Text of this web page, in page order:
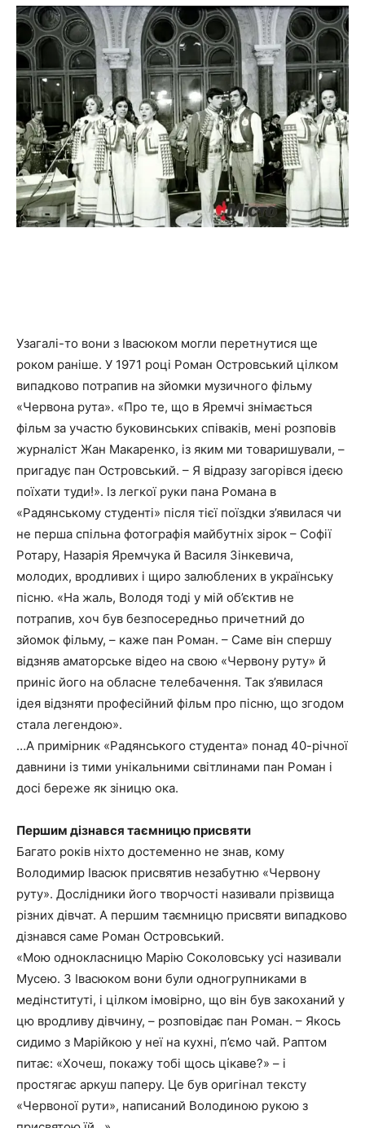
Узагалі-то вони з Івасюком могли перетнутися ще
роком раніше. У 1971 році Роман Островський цілком
випадково потрапив на зйомки музичного фільму
«Червона рута». «Про те, що в Яремчі знімається
фільм за участю буковинських співаків, мені розповів
журналіст Жан Макаренко, із яким ми товаришували, –
пригадує пан Островський. – Я відразу загорівся ідеєю
поїхати туди!». Із легкої руки пана Романа в
«Радянському студенті» після тієї поїздки з’явилася чи
не перша спільна фотографія майбутніх зірок – Софії
Ротару, Назарія Яремчука й Василя Зінкевича,
молодих, вродливих і щиро залюблених в українську
пісню. «На жаль, Володя тоді у мій об’єктив не
потрапив, хоч був безпосередньо причетний до
зйомок фільму, – каже пан Роман. – Саме він спершу
відзняв аматорське відео на свою «Червону руту» й
приніс його на обласне телебачення. Так з’явилася
ідея відзняти професійний фільм про пісню, що згодом
стала легендою».
…А примірник «Радянського студента» понад 40-річної
давнини із тими унікальними світлинами пан Роман і
досі береже як зіницю ока.
Першим дізнався таємницю присвяти
Багато років ніхто достеменно не знав, кому
Володимир Івасюк присвятив незабутню «Червону
руту». Дослідники його творчості називали прізвища
різних дівчат. А першим таємницю присвяти випадково
дізнався саме Роман Островський.
«Мою однокласницю Марію Соколовську усі називали
Мусею. З Івасюком вони були одногрупниками в
медінституті, і цілком імовірно, що він був закоханий у
цю вродливу дівчину, – розповідає пан Роман. – Якось
сидимо з Марійкою у неї на кухні, п’ємо чай. Раптом
питає: «Хочеш, покажу тобі щось цікаве?» – і
простягає аркуш паперу. Це був оригінал тексту
«Червоної рути», написаний Володиною рукою з